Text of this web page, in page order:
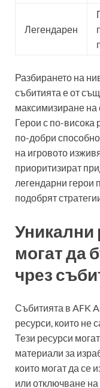
Легендарен
Разбирането на
събитията е от
максимизиране на
Герои с по-висока
по-добри
на игровото
приоритизират
легендарни герои
подобрят
Уникални
могат да
чрез
Събитията в AFK
ресурси, които не
Тези ресурси
материали за
които могат да се
или отключване